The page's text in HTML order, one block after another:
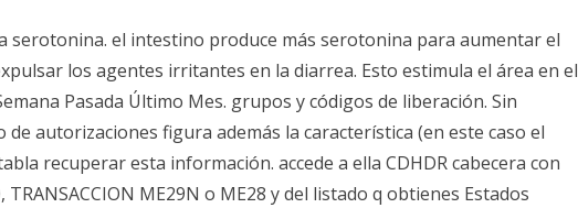
serotonina. el intestino produce más serotonina para aumentar el
los agentes irritantes en la diarrea. Esto estimula el área en el
Pasada Último Mes. grupos y códigos de liberación. Sin
de autorizaciones figura además la característica (en este caso el
recuperar esta información. accede a ella CDHDR cabecera con
TRANSACCION ME29N o ME28 y del listado q obtienes Estados